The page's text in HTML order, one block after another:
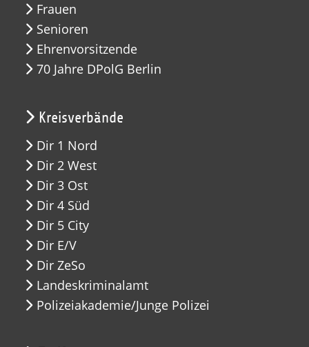
Frauen
Senioren
Ehrenvorsitzende
70 Jahre DPolG Berlin
Kreisverbände
Dir 1 Nord
Dir 2 West
Dir 3 Ost
Dir 4 Süd
Dir 5 City
Dir E/V
Dir ZeSo
Landeskriminalamt
Polizeiakademie/Junge Polizei